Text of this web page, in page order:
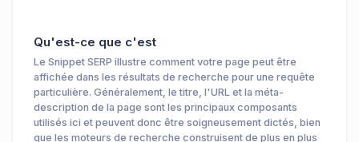
Qu'est-ce que c'est
Le Snippet SERP illustre comment votre page peut être
affichée dans les résultats de recherche pour une requête
particulière. Généralement, le titre, l'URL et la méta-
description de la page sont les principaux composants
utilisés ici et peuvent donc être soigneusement dictés, bien
que les moteurs de recherche construisent de plus en plus